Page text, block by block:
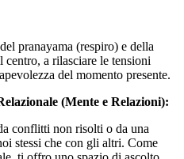
pranayama (respiro) e della
a rilasciare le tensioni
del momento presente.
(Mente e Relazioni):
conflitti non risolti o da una
stessi che con gli altri. Come